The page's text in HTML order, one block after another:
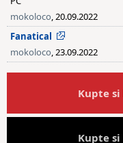
mokoloco, 20.09.2022
Fanatical
mokoloco, 23.09.2022
Kupte
Kupte